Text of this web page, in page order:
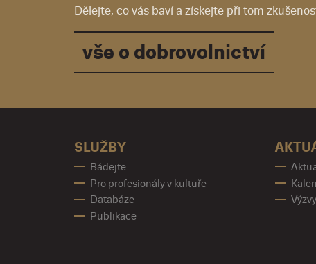
Dělejte, co vás baví a získejte při tom
vše o dobrovolnictví
SLUŽBY
Bádejte
Pro profesionály v kultuře
Databáze
Publikace
Výzvy